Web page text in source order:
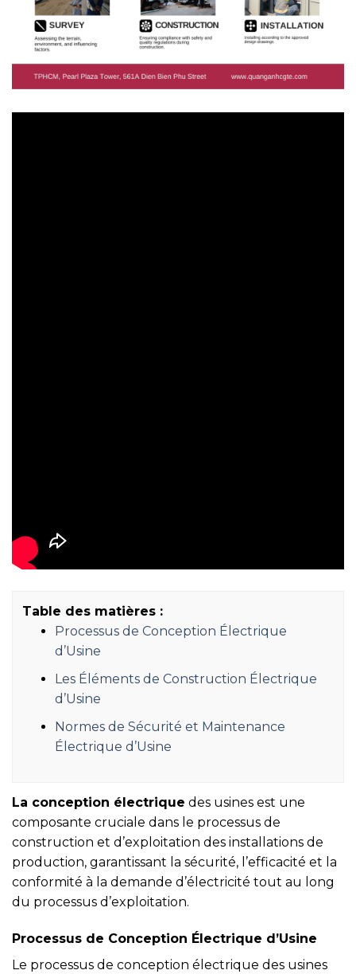
Table des matières :
Processus de Conception Électrique
d’Usine
Les Éléments de Construction Électrique
d’Usine
Normes de Sécurité et Maintenance
Électrique d’Usine
La conception électrique des usines est une
composante cruciale dans le processus de
construction et d’exploitation des installations de
production, garantissant la sécurité, l’efficacité et la
conformité à la demande d’électricité tout au long
du processus d’exploitation.
Processus de Conception Électrique d’Usine
Le processus de conception électrique des usines